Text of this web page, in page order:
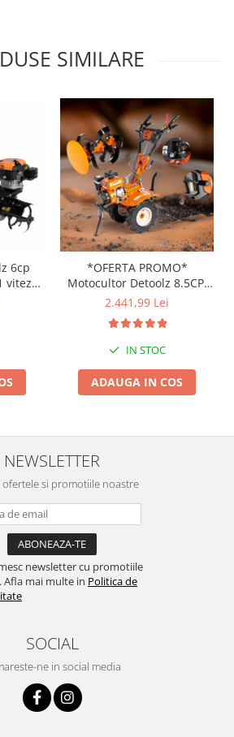
SIMILARE
6cp
viteza,
roti
*OFERTA PROMO*
Motocultor Detoolz 8.5CP,
212CC, 4T, viteze: 2
2.441,99 Lei
IN STOC
ADAUGA IN COS
NEWSLETTER
ofertele si promotiile noastre
newsletter cu promotiile
Afla mai multe in Politica de
SOCIAL
ne in social media